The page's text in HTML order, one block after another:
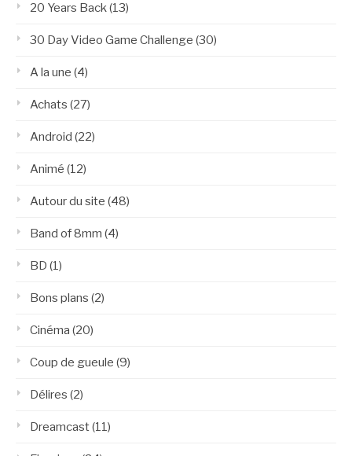
20 Years Back(13)
30 Day Video Game Challenge (30)
A la une (4)
Achats (27)
Android (22)
Animé (12)
Autour du site (48)
Band of 8mm (4)
BD (1)
Bons plans (2)
Cinéma (20)
Coup de gueule (9)
Délires (2)
Dreamcast(11)